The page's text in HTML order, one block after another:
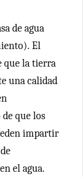
de agua
El
que la tierra
una calidad
que los
impartir
el agua.